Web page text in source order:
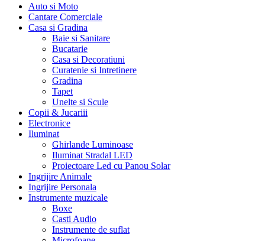
Auto si Moto
Cantare Comerciale
Casa si Gradina
Baie si Sanitare
Bucatarie
Casa si Decoratiuni
Curatenie si Intretinere
Gradina
Tapet
Unelte si Scule
Copii & Jucariii
Electronice
Iluminat
Ghirlande Luminoase
Iluminat Stradal LED
Proiectoare Led cu Panou Solar
Ingrijire Animale
Ingrijire Personala
Instrumente muzicale
Boxe
Casti Audio
Instrumente de suflat